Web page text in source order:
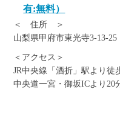
有:無料）
＜ 住所 ＞
山梨県甲府市東光寺3-13-25
＜アクセス＞
JR中央線「酒折」駅より徒
中央道一宮・御坂ICより20